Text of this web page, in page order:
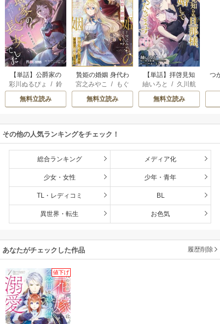
【単話】公爵家の
長女でした
彩川ぬるぴょ /鈴
音さや/たむ
無料立読み
贄姫の婚姻 身代わ
り王女は帝国で最
愛となる
宮之みやこ / もぐ
す
無料立読み
【単話】拝啓見知
らぬ旦那様、離婚
していただきます
紬いろと / 久川航
璃/あいるむ
無料立読み
つ
その他の人気ランキングをチェック！
総合ランキング メディア化
少女・女性 少年・青年
TL・レディコミ BL
異世界・転生 お色気
あなたがチェックした作品 履歴削除
値下げ